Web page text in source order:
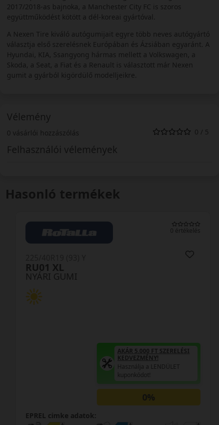
2017/2018-as bajnoka, a Manchester City FC is szoros
együttműködést kötött a dél-koreai gyártóval.
A Nexen Tire kiváló autógumijait egyre több neves autógyártó
választja első szerelésnek Európában és Ázsiában egyaránt. A
Hyundai, KIA, Ssangyong hármas mellett a Volkswagen, a
Skoda, a Seat, a Fiat és a Renault is választott már Nexen
gumit a gyárból kigördülő modelljeikre.
Vélemény
0 vásárlói hozzászólás 0 / 5
Felhasználói vélemények
Hasonló termékek
0 értékelés
NYÁRI GUMI
RU01 XL
AKÁR 5.000 FT SZERELÉSI
KEDVEZMÉNY!
Használja a LENDÜLET
kuponkódot!
0%
EPREL cimke adatok: